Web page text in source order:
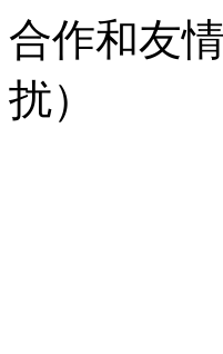
合作和友
扰）